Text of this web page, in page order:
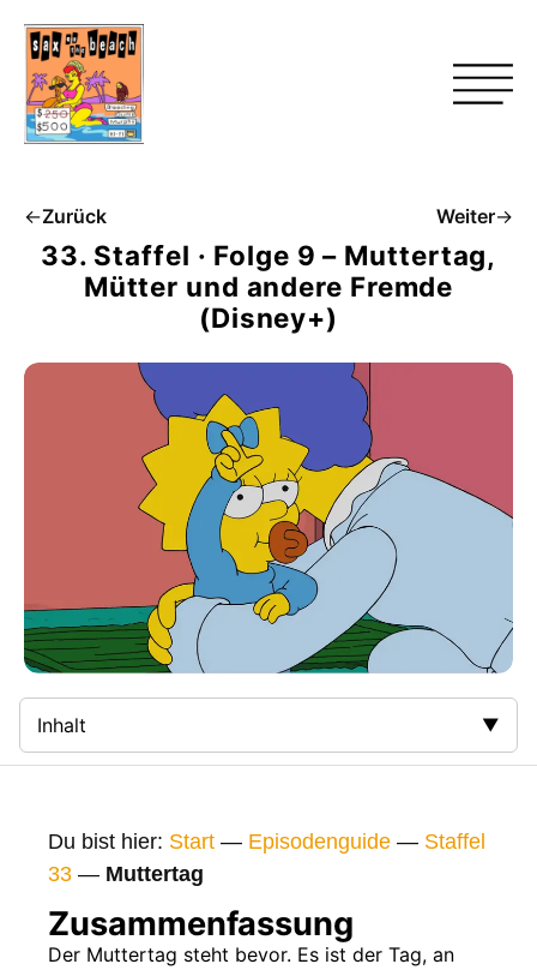
←Zurück Weiter→
33. Staffel · Folge 9 – Muttertag,
Mütter und andere Fremde
(Disney+)
Inhalt
Zusammenfassung
Gags
Gaststars
Fakten
Du bist hier: Start — Episodenguide — Staffel
33 — Muttertag
Zusammenfassung
Der Muttertag steht bevor. Es ist der Tag, an